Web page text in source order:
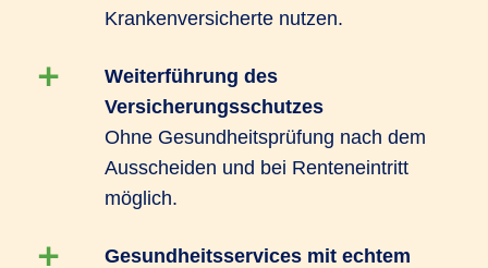
Krankenversicherte nutzen.
Weiterführung des
Versicherungsschutzes
Ohne Gesundheitsprüfung nach dem
Ausscheiden und bei Renteneintritt
möglich.
Gesundheitsservices mit echtem